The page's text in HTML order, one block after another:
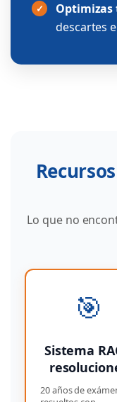
✓
descartes
Lo que no
🎯
Sistema
20 años de